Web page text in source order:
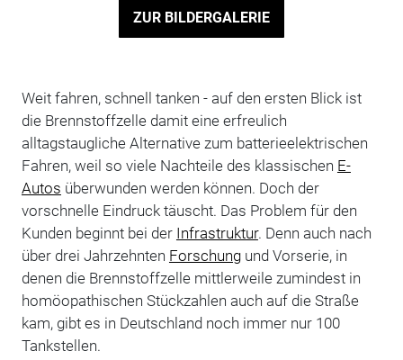
ZUR BILDERGALERIE
Weit fahren, schnell tanken - auf den ersten Blick ist
die Brennstoffzelle damit eine erfreulich
alltagstaugliche Alternative zum batterieelektrischen
Fahren, weil so viele Nachteile des klassischen E-
Autos überwunden werden können. Doch der
vorschnelle Eindruck täuscht. Das Problem für den
Kunden beginnt bei der Infrastruktur. Denn auch nach
über drei Jahrzehnten Forschungund Vorserie, in
denen die Brennstoffzelle mittlerweile zumindest in
homöopathischen Stückzahlen auch auf die Straße
kam, gibt es in Deutschland noch immer nur 100
Tankstellen.